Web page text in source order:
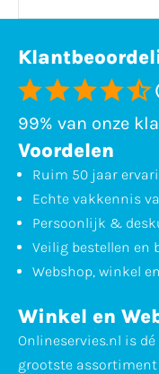
99% van onze
Voordelen
Ruim 50 jaar
Echte vakkennis
Persoonlijk &
Veilig bestellen en
Webshop, winkel
Winkel en
Onlineservies.nl is
grootste assortiment